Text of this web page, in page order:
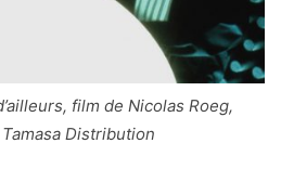
film de Nicolas Roeg,
Distribution